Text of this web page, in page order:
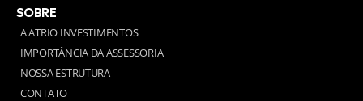
SOBRE
A ATRIO INVESTIMENTOS
IMPORTÂNCIA DA ASSESSORIA
NOSSA ESTRUTURA
CONTATO